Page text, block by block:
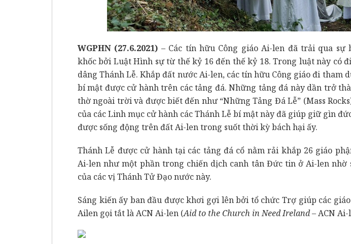
WGPHN (27.6.2021) – Các tín hữu Công giáo Ai-len đã trải qua sự
khốc bởi Luật Hình sự từ thế kỷ 16 đến thế kỷ 18. Trong luật này có
dâng Thánh Lễ. Khắp đất nước Ai-len, các tín hữu Công giáo đi tham
bí mật được cử hành trên các tảng đá. Những tảng đá này dần trở
thờ ngoài trời và được biết đến như “Những Tảng Đá Lễ” (Mass
của các Linh mục cử hành các Thánh Lễ bí mật này đã giúp giữ gìn
được sống động trên đất Ai-len trong suốt thời kỳ bách hại ấy.
Thánh Lễ được cử hành tại các tảng đá cổ nằm rải khắp 26 giáo
Ai-len như một phần trong chiến dịch canh tân Đức tin ở Ai-len nhờ
của các vị Thánh Tử Đạo nước này.
Sáng kiến ấy ban đầu được khơi gợi lên bởi tổ chức Trợ giúp các
Ailen gọi tắt là ACN Ai-len (Aid to the Church in Need Ireland– ACN Ai-